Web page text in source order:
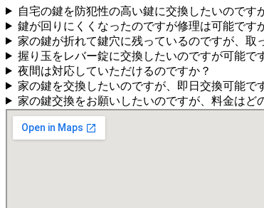
自宅の鍵を防犯性の高い鍵に交換したいのです
鍵が回りにくくなったのですが修理は可能です
家の鍵が折れて鍵穴に残っているのですが、取
握り玉をレバー錠に交換したいのですが可能で
夜間は対応していただけるのですか？
家の鍵を交換したいのですが、即日交換可能で
家の鍵交換をお願いしたいのですが、料金はど